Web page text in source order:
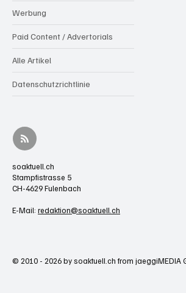
Werbung
Paid Content / Advertorials
Alle Artikel
Datenschutzrichtlinie
soaktuell.ch
Stampfistrasse 5
CH-4629 Fulenbach
E-Mail: redaktion@soaktuell.ch
© 2010 - 2026 by soaktuell.ch from jaeggiMEDIA